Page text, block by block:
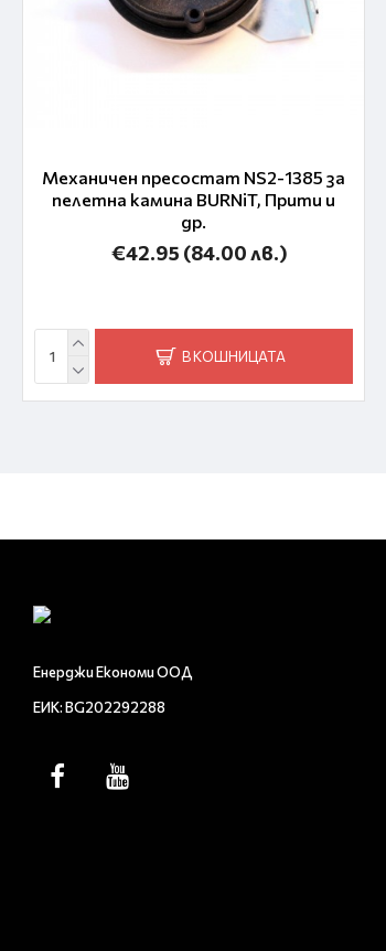
Механичен пресостат NS2-1385 за
пелетна камина BURNiT, Прити и
др.
€42.95 (84.00 лв.)
В КОШНИЦАТА
Енерджи Економи ООД
ЕИК: BG202292288